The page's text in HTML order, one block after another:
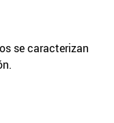
se caracterizan